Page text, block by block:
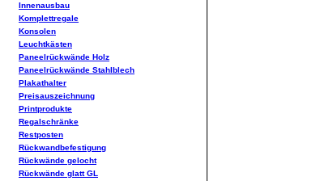
Innenausbau
Komplettregale
Konsolen
Leuchtkästen
Paneelrückwände Holz
Paneelrückwände Stahlblech
Plakathalter
Preisauszeichnung
Printprodukte
Regalschränke
Restposten
Rückwandbefestigung
Rückwände gelocht
Rückwände glatt GL